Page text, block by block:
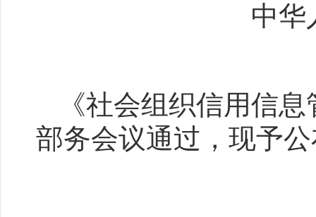
中华
《社会组织信用信
部务会议通过，现